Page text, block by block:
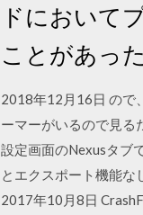
ドにおいて
ことがあっ
2018年12月16日 ので
ーマーがいるので見る
設定画面のNexusタブ
とエクスポート機能な
2017年10月8日